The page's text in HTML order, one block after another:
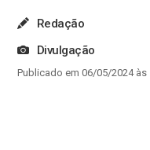
Redação
Divulgação
Publicado em 06/05/2024 às